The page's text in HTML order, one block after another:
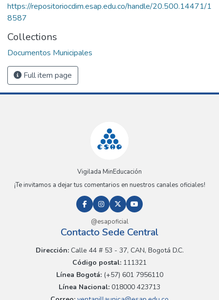
https://repositoriocdim.esap.edu.co/handle/20.500.14471/1
8587
Collections
Documentos Municipales
Full item page
Vigilada MinEducación
¡Te invitamos a dejar tus comentarios en nuestros canales oficiales!
@esapoficial
Contacto Sede Central
Dirección:Calle 44 # 53 - 37, CAN, Bogotá D.C.
Código postal: 111321
Línea Bogotá:(+57) 601 7956110
Línea Nacional: 018000 423713